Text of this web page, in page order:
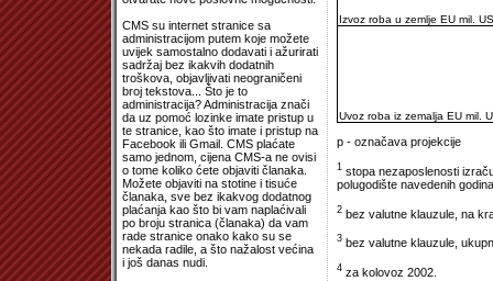
CMS su internet stranice sa
administracijom putem koje možete
uvijek samostalno dodavati i ažurirati
sadržaj bez ikakvih dodatnih
troškova, objavljivati neograničeni
broj tekstova... Što je to
administracija? Administracija znači
da uz pomoć lozinke imate pristup u
te stranice, kao što imate i pristup na
Facebook ili Gmail. CMS plaćate
samo jednom, cijena CMS-a ne ovisi
o tome koliko ćete objaviti članaka.
Možete objaviti na stotine i tisuće
članaka, sve bez ikakvog dodatnog
plaćanja kao što bi vam naplaćivali
po broju stranica (članaka) da vam
rade stranice onako kako su se
nekada radile, a što nažalost većina
i još danas nudi.
Izvoz roba u zemlje EU mil.
Uvoz roba iz zemalja EU mil.
p - označava projekcije
1stopa nezaposlenosti
polugodište navedenih godina
2bez valutne klauzule, na
3bez valutne klauzule,
4za kolovoz 2002.